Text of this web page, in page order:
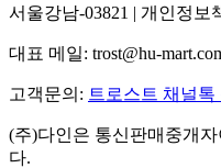
서울강남-03821 | 개인정보
대표 메일: trost@hu-
고객문의: 트로스트 채널톡
(주)다인은 통신판매중개
다.